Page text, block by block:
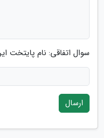
سوال اتفاقی: نام پایتخت
ارسال